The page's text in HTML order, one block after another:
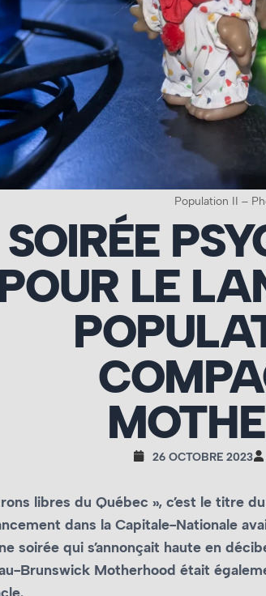
Population II –
SOIRÉE
LE
26 OCTOBRE 2023
libres du Québec », c’est le titre
dans la Capitale-Nationale
soirée qui s’annonçait haute en
Brunswick Motherhood était